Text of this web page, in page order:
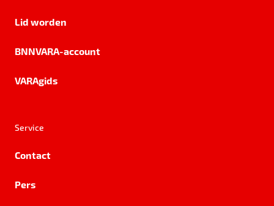
Lid worden
BNNVARA-account
VARAgids
Service
Contact
Pers